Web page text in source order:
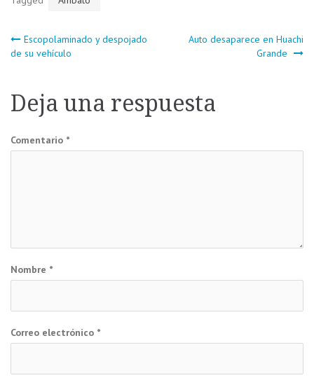
Navegación
entradas
Escopolaminado y despojado
de su vehículo
Auto desaparece en Huachi
Grande
Deja una respuesta
Comentario *
Nombre *
Correo electrónico *